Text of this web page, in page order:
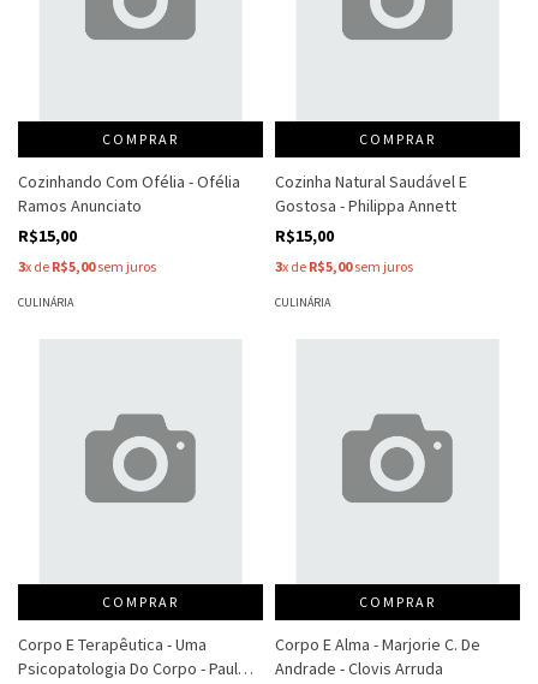
COMPRAR
Cozinhando Com Ofélia - Ofélia
Ramos Anunciato
R$15,00
3x de R$5,00sem juros
CULINÁRIA
COMPRAR
Cozinha Natural Saudável E
Gostosa - Philippa Annett
R$15,00
3x de R$5,00sem juros
CULINÁRIA
COMPRAR
Corpo E Terapêutica - Uma
Psicopatologia Do Corpo - Paul
COMPRAR
Corpo E Alma - Marjorie C. De
Andrade - Clovis Arruda